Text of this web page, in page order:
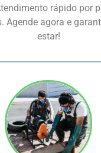
rápido por
Agende agora e
estar!